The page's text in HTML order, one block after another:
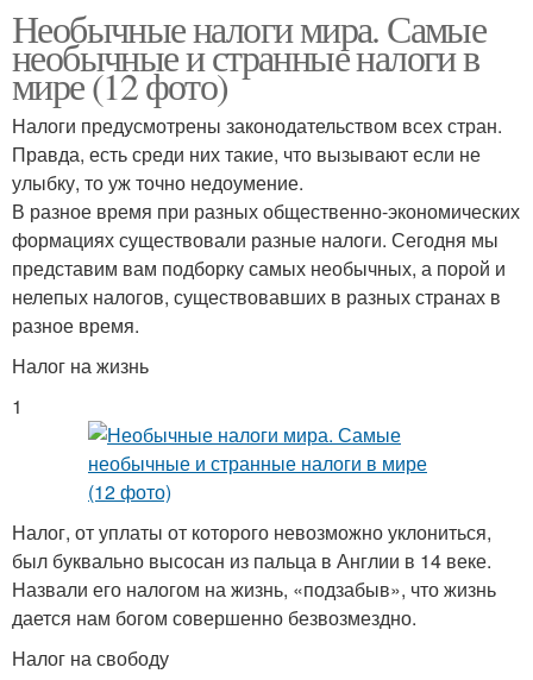
Необычные налоги мира. Самые
необычные и странные налоги в
мире (12 фото)
Налоги предусмотрены законодательством всех стран.
Правда, есть среди них такие, что вызывают если не
улыбку, то уж точно недоумение.
В разное время при разных общественно-экономических
формациях существовали разные налоги. Сегодня мы
представим вам подборку самых необычных, а порой и
нелепых налогов, существовавших в разных странах в
разное время.
Налог на жизнь
1
Налог, от уплаты от которого невозможно уклониться,
был буквально высосан из пальца в Англии в 14 веке.
Назвали его налогом на жизнь, «подзабыв», что жизнь
дается нам богом совершенно безвозмездно.
Налог на свободу